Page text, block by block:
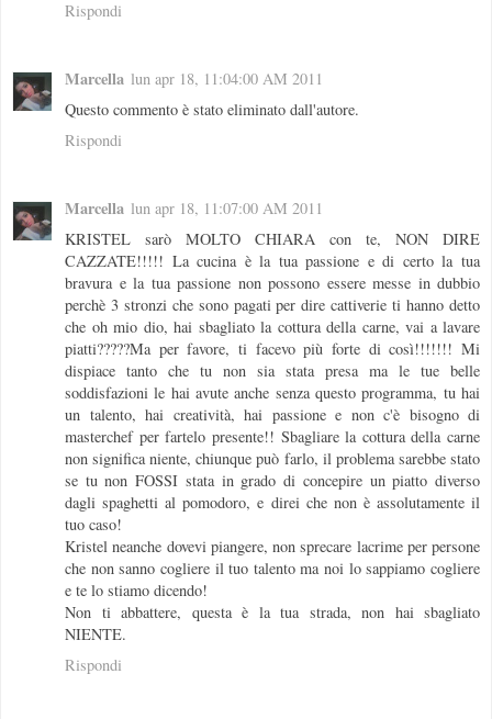
Rispondi
Marcella lun apr 18, 11:04:00 AM 2011
Questo commento è stato eliminato dall'autore.
Rispondi
Marcella lun apr 18, 11:07:00 AM 2011
KRISTEL sarò MOLTO CHIARA con te, NON DIRE
CAZZATE!!!!! La cucina è la tua passione e di certo la tua
bravura e la tua passione non possono essere messe in dubbio
perchè 3 stronzi che sono pagati per dire cattiverie ti hanno detto
che oh mio dio, hai sbagliato la cottura della carne, vai a lavare
piatti?????Ma per favore, ti facevo più forte di così!!!!!!! Mi
dispiace tanto che tu non sia stata presa ma le tue belle
soddisfazioni le hai avute anche senza questo programma, tu hai
un talento, hai creatività, hai passione e non c'è bisogno di
masterchef per fartelo presente!! Sbagliare la cottura della carne
non significa niente, chiunque può farlo, il problema sarebbe stato
se tu non FOSSI stata in grado di concepire un piatto diverso
dagli spaghetti al pomodoro, e direi che non è assolutamente il
tuo caso!
Kristel neanche dovevi piangere, non sprecare lacrime per persone
che non sanno cogliere il tuo talento ma noi lo sappiamo cogliere
e te lo stiamo dicendo!
Non ti abbattere, questa è la tua strada, non hai sbagliato
NIENTE.
Rispondi